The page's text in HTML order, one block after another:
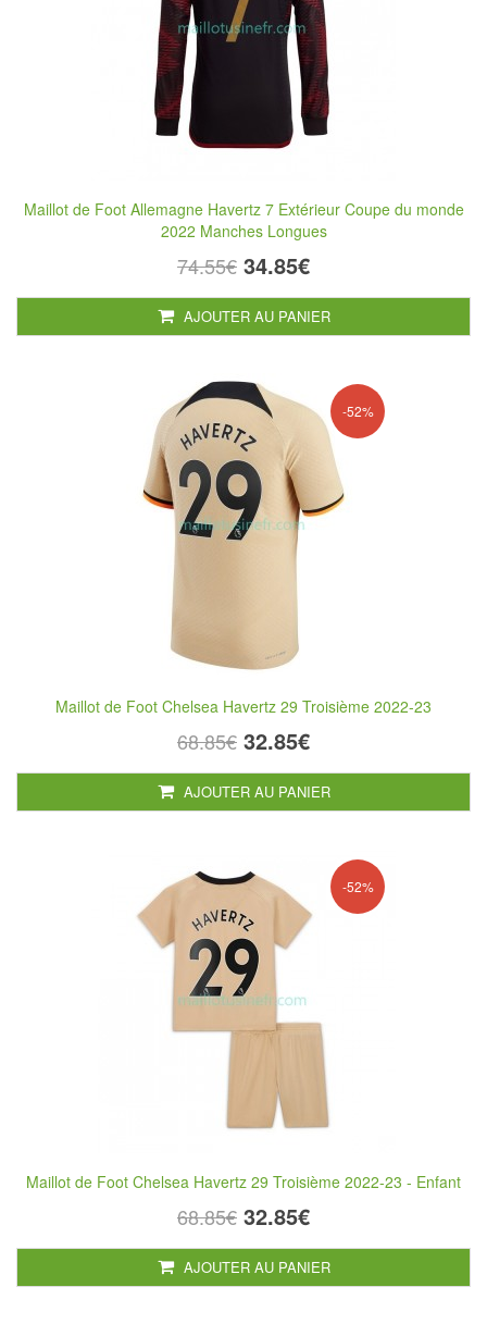
Maillot de Foot Allemagne Havertz 7 Extérieur Coupe du monde
2022 Manches Longues
74.55€ 34.85€
AJOUTER AU PANIER
-52%
Maillot de Foot Chelsea Havertz 29 Troisième 2022-23
68.85€ 32.85€
AJOUTER AU PANIER
-52%
Maillot de Foot Chelsea Havertz 29 Troisième 2022-23 - Enfant
68.85€ 32.85€
AJOUTER AU PANIER